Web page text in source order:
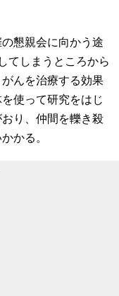
懇親会に向かう途
てしまうところから
んを治療する効果
使って研究をはじ
り、仲間を轢き殺
かる。